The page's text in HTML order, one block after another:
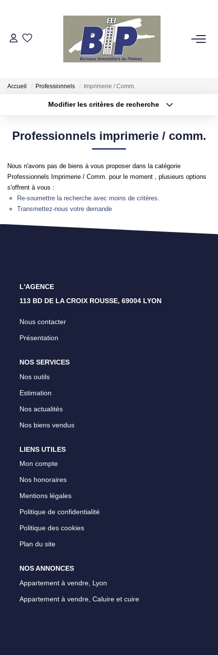
VENTES
BIENS VENDUS
NOTRE AGENCE
Nos Partenaires
NOS SECTEURS
CONTACT
Accueil Professionnels Imprimerie / Comm.
Modifier les critères de recherche
Budget max
Plus de critères Créer une alerte
Professionnels imprimerie / comm.
Nous n'avons pas de biens à vous proposer dans la catégorie
Professionnels Imprimerie / Comm. pour le moment , plusieurs options
s'offrent à vous :
Re-soumettre la recherche avec moins de critères.
Transmettez-nous votre demande
L'AGENCE
113 BD DE LA CROIX ROUSSE, 69004 LYON
Nous contacter
Présentation
NOS SERVICES
Nos outils
Estimation
Nos actualités
Nos biens vendus
LIENS UTILES
Mon compte
Nos honoraires
Mentions légales
Politique de confidentialité
Politique des cookies
Plan du site
NOS ANNONCES
Appartement à vendre, Lyon
Appartement à vendre, Caluire et cuire